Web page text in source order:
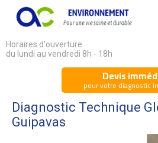
Horaires d'ouverture
du lundi au vendredi 8h - 18h
Devis
pour votre diagnostic
Diagnostic Technique
Guipavas